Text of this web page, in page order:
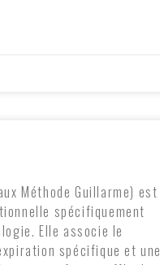
Méthode Guillarme) est
spécifiquement
Elle associe le
spécifique et une